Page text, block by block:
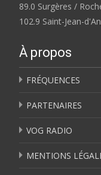
89.0 Surgères /
102.9 Saint-Jean-
À propos
FRÉQUENCES
PARTENAIRES
VOG RADIO
MENTIONS